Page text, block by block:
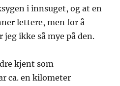
i innsuget, og at en
lettere, men for å
ikke så mye på den.
kjent som
ca. en kilometer